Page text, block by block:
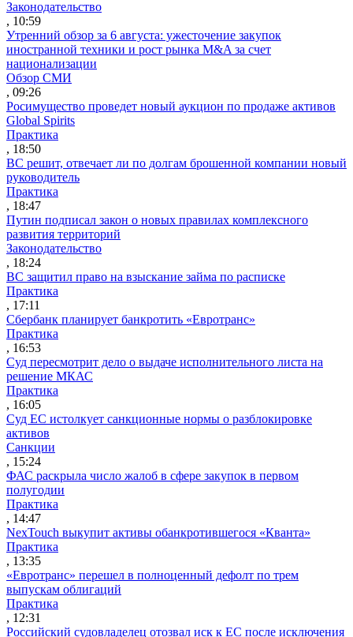
Законодательство
, 10:59
Утренний обзор за 6 августа: ужесточение закупок
иностранной техники и рост рынка M&A за счет
национализации
Обзор СМИ
, 09:26
Росимущество проведет новый аукцион по продаже активов
Global Spirits
Практика
, 18:50
ВС решит, отвечает ли по долгам брошенной компании новый
руководитель
Практика
, 18:47
Путин подписал закон о новых правилах комплексного
развития территорий
Законодательство
, 18:24
ВС защитил право на взыскание займа по расписке
Практика
, 17:11
Сбербанк планирует банкротить «Евротранс»
Практика
, 16:53
Суд пересмотрит дело о выдаче исполнительного листа на
решение МКАС
Практика
, 16:05
Суд ЕС истолкует санкционные нормы о разблокировке
активов
Санкции
, 15:24
ФАС раскрыла число жалоб в сфере закупок в первом
полугодии
Практика
, 14:47
NexTouch выкупит активы обанкротившегося «Кванта»
Практика
, 13:35
«Евротранс» перешел в полноценный дефолт по трем
выпускам облигаций
Практика
, 12:31
Российский судовладелец отозвал иск к ЕС после исключения